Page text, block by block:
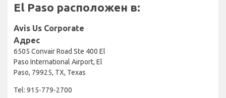
El Paso расположен в:
Avis Us Corporate
Адрес
6505 Convair Road Ste 400 El
Paso International Airport, El
Paso, 79925, TX, Texas
Tel: 915-779-2700